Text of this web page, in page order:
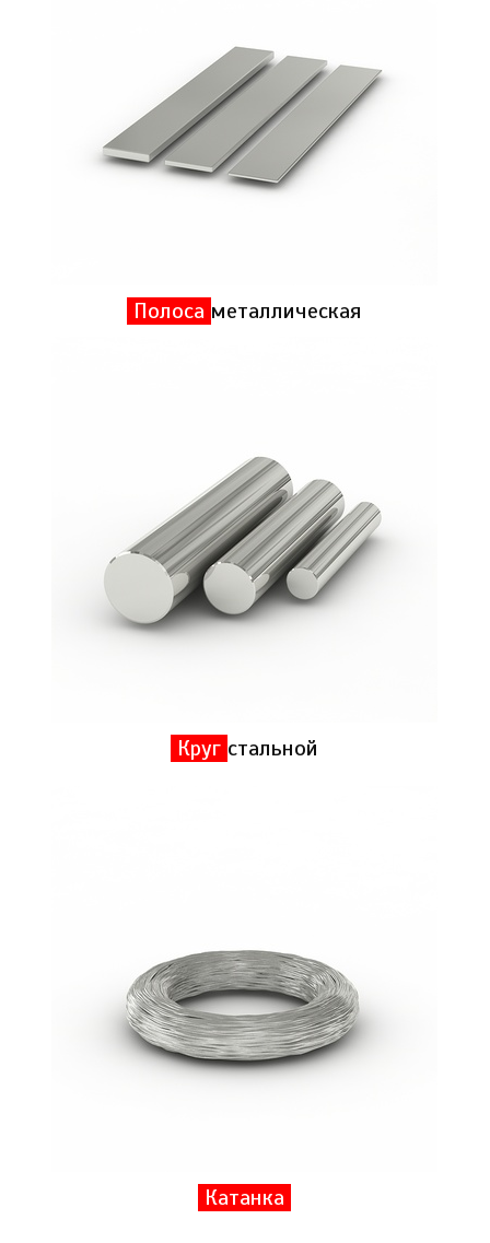
Полоса металлическая
Круг стальной
Катанка